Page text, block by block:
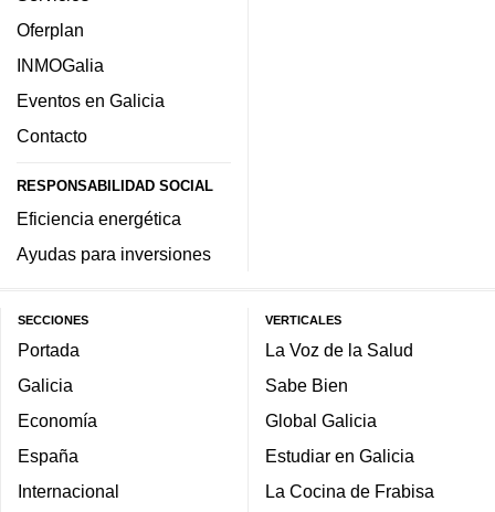
Oferplan
INMOGalia
Eventos en Galicia
Contacto
RESPONSABILIDAD SOCIAL
Eficiencia energética
Ayudas para inversiones
SECCIONES
Portada
Galicia
Economía
España
Internacional
VERTICALES
La Voz de la Salud
Sabe Bien
Global Galicia
Estudiar en Galicia
La Cocina de Frabisa